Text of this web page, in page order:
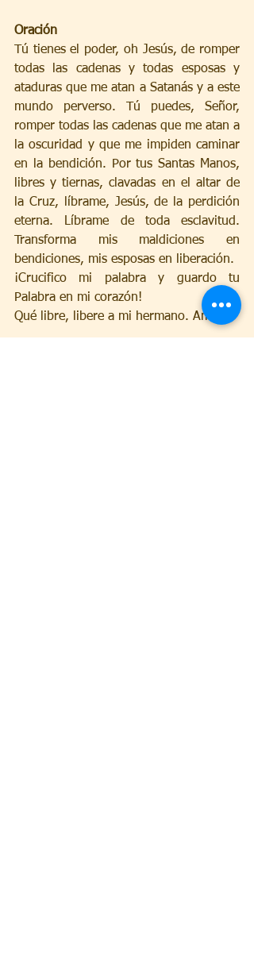
Oración
Tú tienes el poder, oh Jesús, de romper
todas las cadenas y todas esposas y
ataduras que me atan a Satanás y a este
mundo perverso. Tú puedes, Señor,
romper todas las cadenas que me atan a
la oscuridad y que me impiden caminar
en la bendición. Por tus Santas Manos,
libres y tiernas, clavadas en el altar de
la Cruz, líbrame, Jesús, de la perdición
eterna. Líbrame de toda esclavitud.
Transforma mis maldiciones en
bendiciones, mis esposas en liberación.
¡Crucifico mi palabra y guardo tu
Palabra en mi corazón!
Qué libre, libere a mi hermano. Amén.